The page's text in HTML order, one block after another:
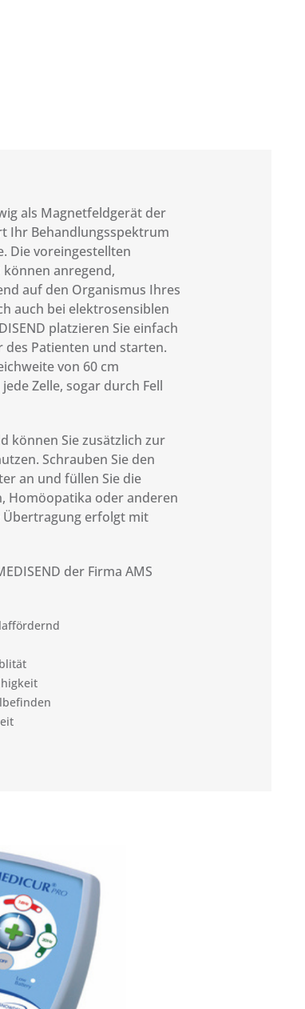
als Magnetfeldgerät der
Ihr Behandlungsspektrum
Die voreingestellten
können anregend,
auf den Organismus Ihres
auch bei elektrosensiblen
platzieren Sie einfach
Patienten und starten.
von 60 cm
Zelle, sogar durch Fell
können Sie zusätzlich zur
Schrauben Sie den
an und füllen Sie die
Homöopatika oder anderen
erfolgt mit
der Firma AMS